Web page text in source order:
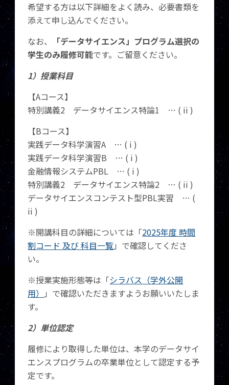
希望する方は以下詳細をよく読み、必要書類を
添えて申し込んでください。
なお、
「データサイエンス」プログラム選択の
学生のみ履修可能です。ご留意ください。
1）授業科目
【Aコース】
特別講義2 データサイエンス特論1 … ( ii )
【Bコース】
実践データ科学演習A … ( i )
実践データ科学演習B … ( i )
金融情報システムPBL … ( i )
特別講義2 データサイエンス特論2 … ( ii )
データサイエンスコンテスト型PBL実習 … (
ii )
※開講科目の詳細については「2025年度 時間
割コード 及び 科目一覧」で確認してくださ
い。
※授業実施形態等は「シラバス（学外公開
用）
」で確認いただきますようお願いいたしま
す。
2）単位認定
履修により取得した単位は、本学のデータサイ
エンスプログラムの卒業単位として認定する予
定です。